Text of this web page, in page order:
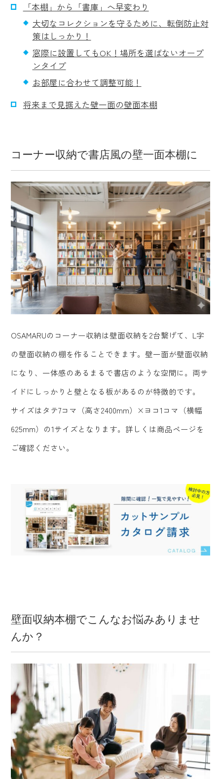
「本棚」から「書庫」へ早変わり
大切なコレクションを守るために、転倒防止対
策はしっかり！
窓際に設置してもOK！場所を選ばないオープ
ンタイプ
お部屋に合わせて調整可能！
将来まで見据えた壁一面の壁面本棚
コーナー収納で書店風の壁一面本棚に
OSAMARUのコーナー収納は壁面収納を2台繋げて、L字
の壁面収納の棚を作ることできます。壁一面が壁面収納
になり、一体感のあるまるで書店のような空間に。両サ
イドにしっかりと壁となる板があるのが特徴的です。
サイズはタテ7コマ（高さ2400mm）×ヨコ1コマ（横幅
625mm）の1サイズとなります。詳しくは商品ページを
ご確認ください。
壁面収納本棚でこんなお悩みありませ
んか？